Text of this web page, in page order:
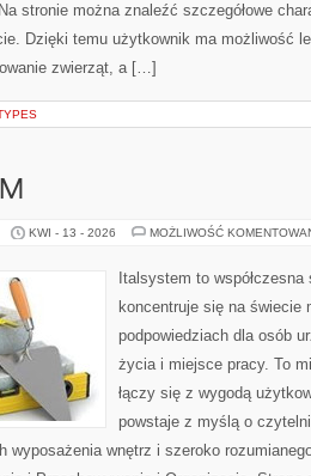
stronie można znaleźć szczegółowe
Dzięki temu użytkownik ma możliwość
zwierząt, a […]
KWI - 13 - 2026 MOŻLIWOŚĆ
Italsystem to
koncentruje się na świecie
podpowiedziach dla osób
życia i miejsce pracy. To
łączy się z wygodą
powstaje z myślą o
wyposażenia wnętrz i szeroko